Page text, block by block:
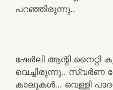
പറഞ്ഞിരുന്നു..
ഷേർലി ആന്റി നൈറ്റി
വെച്ചിരുന്നു.. സ്വർണ
കാലുകൾ… വെള്ളി